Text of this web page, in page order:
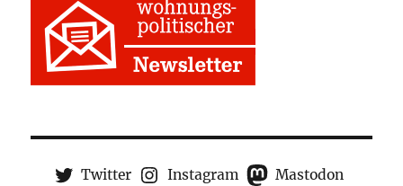
Twitter Instagram
Mastodon